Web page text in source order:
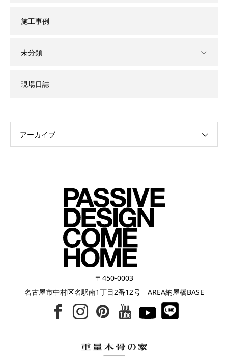
施工事例
未分類
現場日誌
アーカイブ
〒450-0003
名古屋市中村区名駅南1丁目2番12号 AREA納屋橋BASE